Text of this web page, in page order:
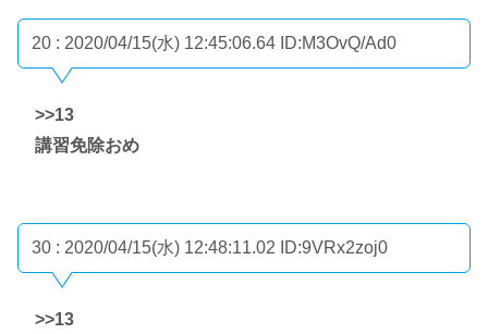
20 : 2020/04/15(水) 12:45:06.64 ID:M3OvQ/Ad0
>>13
講習免除おめ
30 : 2020/04/15(水) 12:48:11.02 ID:9VRx2zoj0
>>13